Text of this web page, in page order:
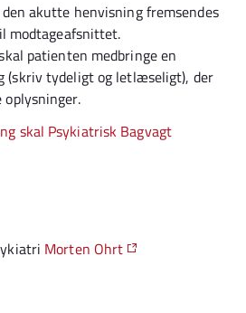
akutte henvisning fremsendes
modtageafsnittet.
patienten medbringe en
(skriv tydeligt og letlæseligt), der
skal Psykiatrisk Bagvagt
Morten Ohrt